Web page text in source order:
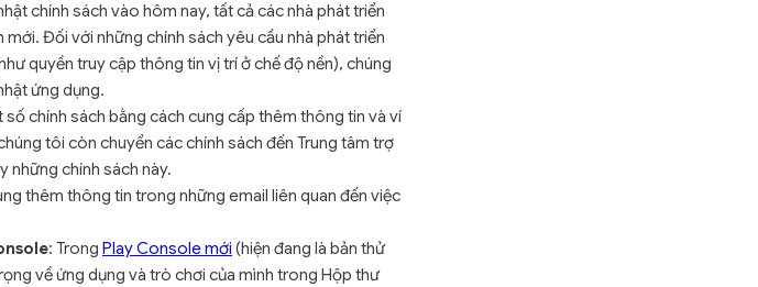
chính sách vào hôm nay, tất cả các nhà phát triển
Đối với những chính sách yêu cầu nhà phát triển
quyền truy cập thông tin vị trí ở chế độ nền), chúng
ứng dụng.
chính sách bằng cách cung cấp thêm thông tin và ví
tôi còn chuyển các chính sách đến Trung tâm trợ
những chính sách này.
thêm thông tin trong những email liên quan đến việc
: Trong Play Console mới (hiện đang là bản thử
về ứng dụng và trò chơi của mình trong Hộp thư